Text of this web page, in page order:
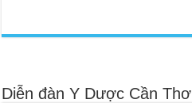
Diễn đàn Y Dược Cần Thơ